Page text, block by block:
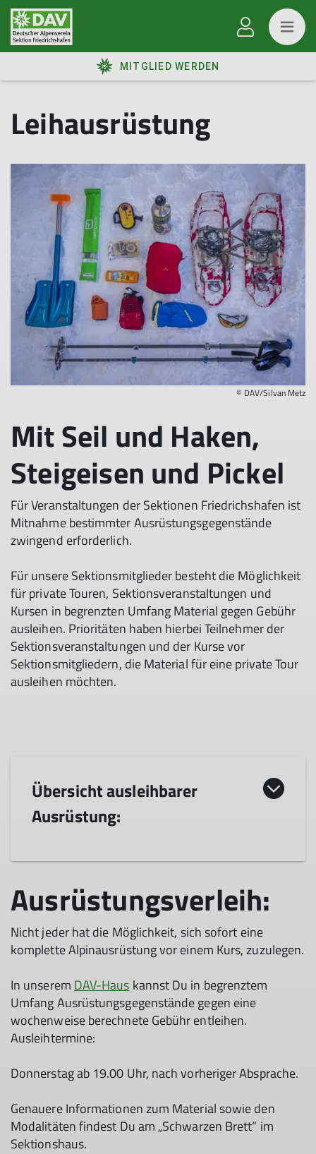
MITGLIED WERDEN
Leihausrüstung
© DAV/Silvan Metz
Mit Seil und Haken,
Steigeisen und Pickel
Für Veranstaltungen der Sektionen Friedrichshafen ist
Mitnahme bestimmter Ausrüstungsgegenstände
zwingend erforderlich.
Für unsere Sektionsmitglieder besteht die Möglichkeit
für private Touren, Sektionsveranstaltungen und
Kursen in begrenzten Umfang Material gegen Gebühr
ausleihen. Prioritäten haben hierbei Teilnehmer der
Sektionsveranstaltungen und der Kurse vor
Sektionsmitgliedern, die Material für eine private Tour
ausleihen möchten.
Übersicht ausleihbarer
Ausrüstung:
Einzelausrüstungen:
A
Schneeschuhe
10,- €
A
Lawinensonde
5,- €
A
Lawinenschaufel
5,- €
A
Steigeisen
5,- €
A
Eisgeräte (2 Stück)
10,- €
A
Pickel
5,- €
A
Klettergurt
A
Klettersteigset
5,- €
Sets:
A
Klettersteigset Set
(KS-Set, Helm,
Ausrüstungsverleih:
Nicht jeder hat die Möglichkeit, sich sofort eine
komplette Alpinausrüstung vor einem Kurs, zuzulegen.
In unserem DAV-Haus kannst Du in begrenztem
Umfang Ausrüstungsgegenstände gegen eine
wochenweise berechnete Gebühr entleihen.
Ausleihtermine:
Donnerstag ab 19.00 Uhr, nach vorheriger Absprache.
Genauere Informationen zum Material sowie den
Modalitäten findest Du am „Schwarzen Brett“ im
Sektionshaus.